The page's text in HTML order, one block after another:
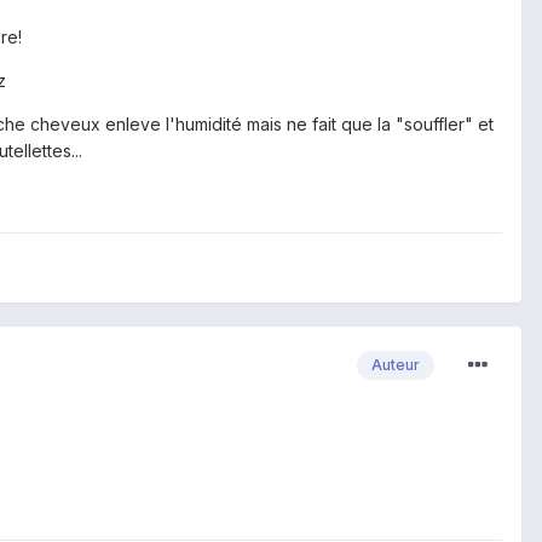
cheveux enleve l'humidité mais ne fait que la "souffler" et
Auteur